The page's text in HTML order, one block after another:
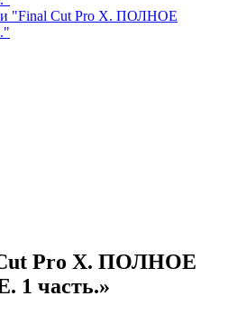
Pro X. ПОЛНОЕ
часть.»